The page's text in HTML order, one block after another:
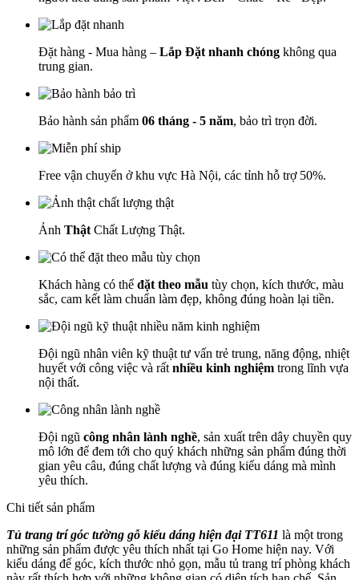
Đặt hàng - Mua hàng – Lắp Đặt nhanh chóng không qua
trung gian.
Bảo hành sản phẩm 06 tháng - 5 năm, bảo trì trọn đời.
Free vận chuyển ở khu vực Hà Nội, các tỉnh hỗ trợ 50%.
Ảnh Thật Chất Lượng Thật.
Khách hàng có thể đặt theo mẫu tùy chọn, kích thước, màu
sắc, cam kết làm chuẩn làm đẹp, không đúng hoàn lại tiền.
Đội ngũ nhân viên kỹ thuật tư vấn trẻ trung, năng động, nhiệt
huyết với công việc và rất nhiều kinh nghiệm trong lĩnh vựa
nội thất.
Đội ngũ công nhân lành nghề, sản xuất trên dây chuyền quy
mô lớn để đem tới cho quý khách những sản phẩm đúng thời
gian yêu câu, đúng chất lượng và đúng kiểu dáng mà mình
yêu thích.
Chi tiết sản phẩm
Tủ trang trí góc tường gỗ kiểu dáng hiện đại TT611 là một trong
những sản phẩm được yêu thích nhất tại Go Home hiện nay. Với
kiểu dáng để góc, kích thước nhỏ gọn, mẫu tủ trang trí phòng khách